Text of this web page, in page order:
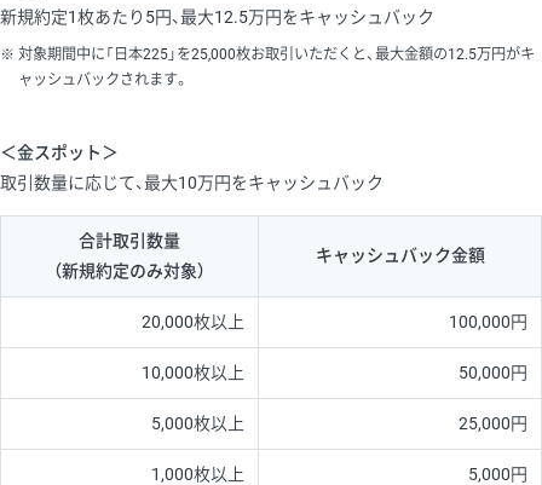
新規約定1枚あたり5円、最大12.5万円をキャッシュバック
対象期間中に「日本225」を25,000枚お取引いただくと、最大金額の12.5万円がキ
ャッシュバックされます。
＜金スポット＞
取引数量に応じて、最大10万円をキャッシュバック
合計取引数量
（新規約定のみ対象）
キャッシュバック金額
20,000枚以上 100,000円
10,000枚以上 50,000円
5,000枚以上 25,000円
1,000枚以上 5,000円